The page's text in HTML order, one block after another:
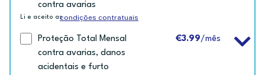
contra avarias
Li e aceito ascondições contratuais
Proteção Total Mensal
contra avarias, danos
acidentais e furto
€3.99/mês